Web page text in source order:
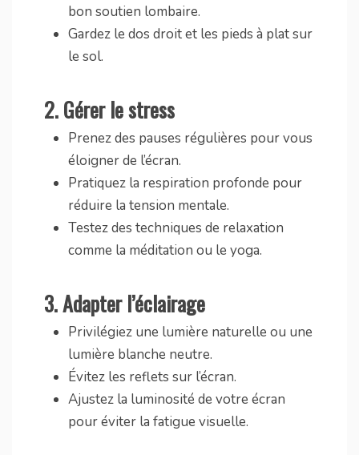
bon soutien lombaire.
Gardez le dos droit et les pieds à plat sur
le sol.
2.Gérer le stress
Prenez des pauses régulières pour vous
éloigner de l’écran.
Pratiquez la respiration profonde pour
réduire la tension mentale.
Testez des techniques de relaxation
comme la méditation ou le yoga.
3.Adapter l’éclairage
Privilégiez une lumière naturelle ou une
lumière blanche neutre.
Évitez les reflets sur l’écran.
Ajustez la luminosité de votre écran
pour éviter la fatigue visuelle.